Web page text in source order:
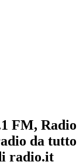
FM, Radio
da tutto
radio.it